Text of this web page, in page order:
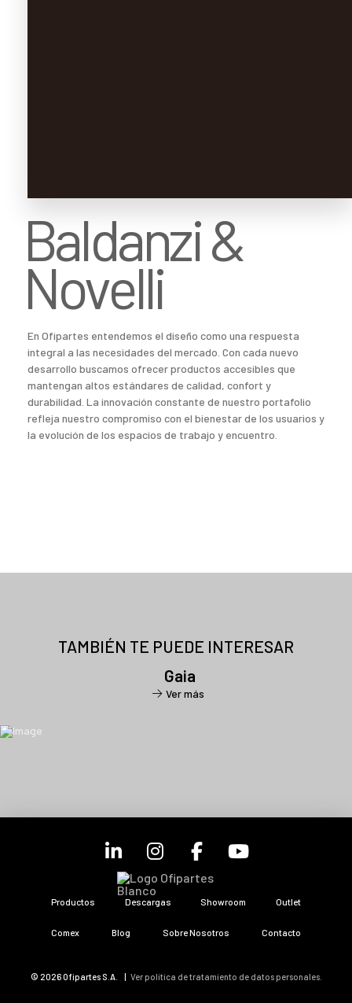
Baldanzi &
Novelli
En Ofipartes entendemos el diseño como una respuesta
integral a las necesidades del mercado. Con cada nuevo
desarrollo buscamos ofrecer productos accesibles que
mantengan altos estándares de calidad, confort y
durabilidad. La innovación constante de nuestro portafolio
refleja nuestro compromiso con el bienestar de los usuarios y
la evolución de los espacios de trabajo y encuentro.
TAMBIÉN TE PUEDE INTERESAR
Gaia
Ver más
Productos Descargas Showroom Outlet
Comex Blog Sobre Nosotros Contacto
© 2026 Ofipartes S.A. | Ver política de tratamiento de datos personales.